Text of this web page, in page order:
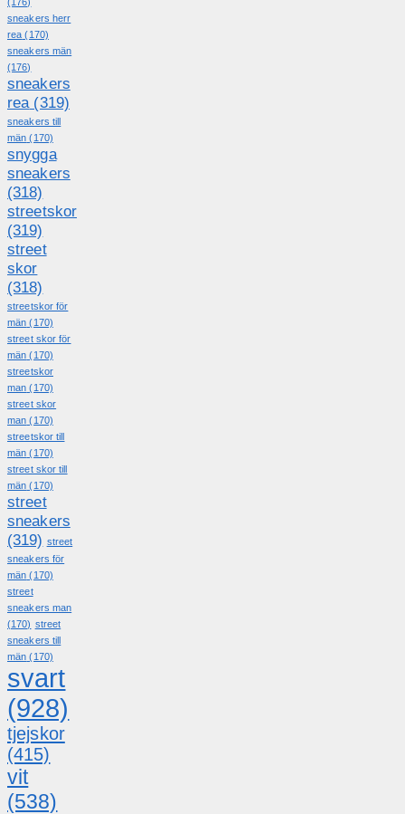
sneakers herr
rea (170)
sneakers män
(176)
sneakers
rea (319)
sneakers till
män (170)
snygga
sneakers
(318)
streetskor
(319)
street
skor
(318)
streetskor för
män (170)
street skor för
män (170)
streetskor
man (170)
street skor
man (170)
streetskor till
män (170)
street skor till
män (170)
street
sneakers
(319) street
sneakers för
män (170)
street
sneakers man
(170) street
sneakers till
män (170)
svart
(928)
tjejskor
(415)
vit
(538)